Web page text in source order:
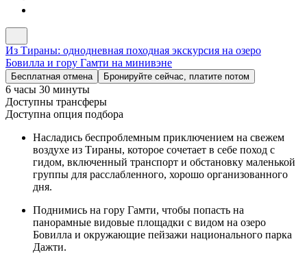
Из Тираны: однодневная походная экскурсия на озеро
Бовилла и гору Гамти на минивэне
Бесплатная отмена Бронируйте сейчас, платите потом
6 часы 30 минуты
Доступны трансферы
Доступна опция подбора
Насладись беспроблемным приключением на свежем
воздухе из Тираны, которое сочетает в себе поход с
гидом, включенный транспорт и обстановку маленькой
группы для расслабленного, хорошо организованного
дня.
Поднимись на гору Гамти, чтобы попасть на
панорамные видовые площадки с видом на озеро
Бовилла и окружающие пейзажи национального парка
Дажти.